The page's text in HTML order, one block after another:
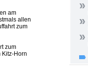
am
allen
zum
zum
Kitz-Horn